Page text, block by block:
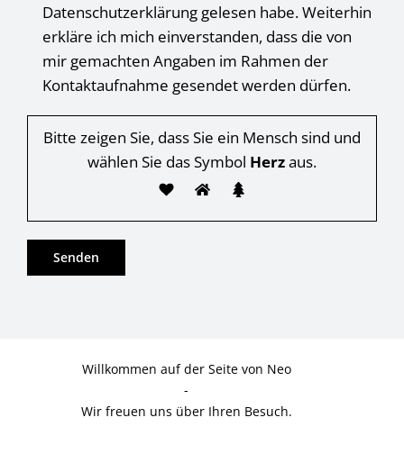
Datenschutzerklärung gelesen habe. Weiterhin
erkläre ich mich einverstanden, dass die von
mir gemachten Angaben im Rahmen der
Kontaktaufnahme gesendet werden dürfen.
Bitte zeigen Sie, dass Sie ein Mensch sind und
wählen Sie das Symbol Herzaus.
Willkommen auf der Seite von Neo
-
Wir freuen uns über Ihren Besuch.